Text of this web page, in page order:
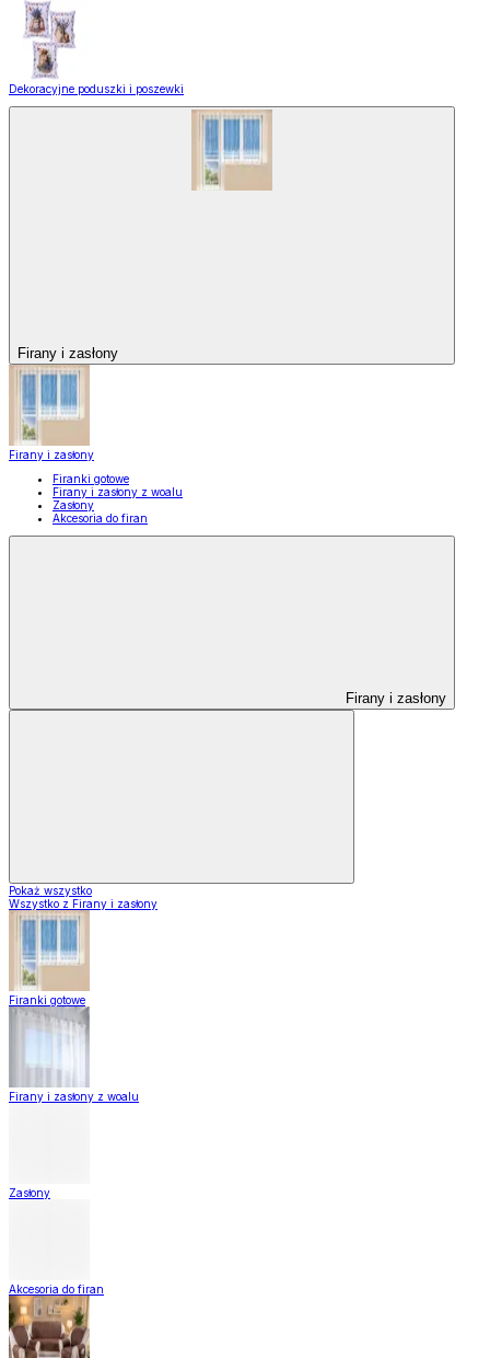
Dekoracyjne poduszki i poszewki
Firany i zasłony
Firany i zasłony
Firanki gotowe
Firany i zasłony z woalu
Zasłony
Akcesoria do firan
Firany i zasłony
Pokaż wszystko
Wszystko z Firany i zasłony
Firanki gotowe
Firany i zasłony z woalu
Zasłony
Akcesoria do firan